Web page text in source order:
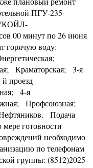
ПГУ-235
00 минут по 26 июня
горячую воду:
Краматорская; 3-я
проезд
4-я
Профсоюзная;
Подача
мере готовности
необходимо
по телефонам
группы: (8512)2025-